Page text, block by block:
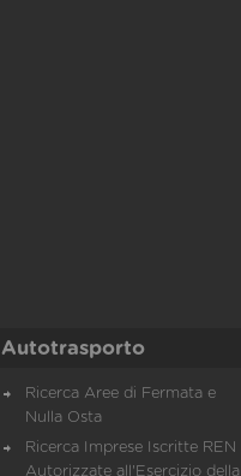
Autotrasporto
Ricerca Aree di Fermata e
Nulla Osta
Ricerca Imprese Iscritte REN
Autorizzate all'Esercizio della